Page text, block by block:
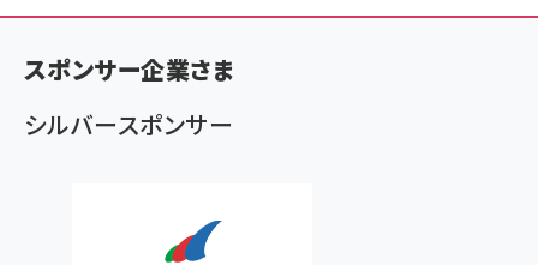
ン
く
ず
スポンサー企業さま
シルバースポンサー